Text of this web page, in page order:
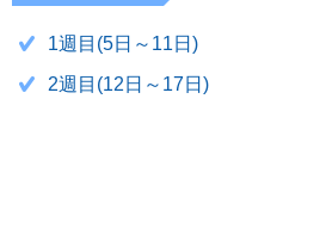
1週目(5日～11日)
2週目(12日～17日)